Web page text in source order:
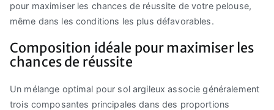
pour maximiser les chances de réussite de votre pelouse,
même dans les conditions les plus défavorables.
Composition idéale pour maximiser les
chances de réussite
Un mélange optimal pour sol argileux associe généralement
trois composantes principales dans des proportions